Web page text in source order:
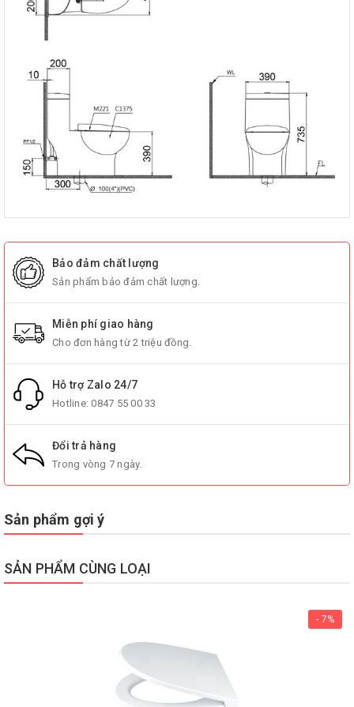
Bảo đảm chất lượng
Sản phẩm bảo đảm chất lượng.
Miễn phí giao hàng
Cho đơn hàng từ 2 triệu đồng.
Hỗ trợ Zalo 24/7
Hotline:0847 55 00 33
Đổi trả hàng
Trong vòng 7 ngày.
Sản phẩm gợi ý
SẢN PHẨM CÙNG LOẠI
- 7%